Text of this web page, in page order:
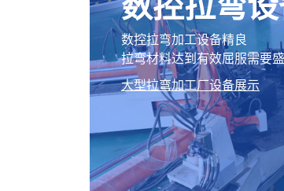
数控拉弯加工设备精良
拉弯材料达到有效屈服需要
大型拉弯加工厂设备展示